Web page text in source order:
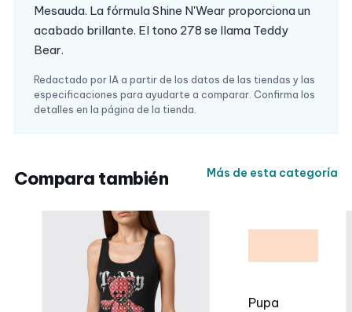
Mesauda. La fórmula Shine N'Wear proporciona un
acabado brillante. El tono 278 se llama Teddy
Bear.
Redactado por IA a partir de los datos de las tiendas y las
especificaciones para ayudarte a comparar. Confirma los
detalles en la página de la tienda.
Compara también Más de esta categoría
Pupa